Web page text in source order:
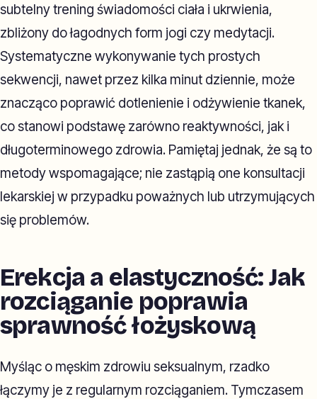
subtelny trening świadomości ciała i ukrwienia,
zbliżony do łagodnych form jogi czy medytacji.
Systematyczne wykonywanie tych prostych
sekwencji, nawet przez kilka minut dziennie, może
znacząco poprawić dotlenienie i odżywienie tkanek,
co stanowi podstawę zarówno reaktywności, jak i
długoterminowego zdrowia. Pamiętaj jednak, że są to
metody wspomagające; nie zastąpią one konsultacji
lekarskiej w przypadku poważnych lub utrzymujących
się problemów.
Erekcja a elastyczność: Jak
rozciąganie poprawia
sprawność łożyskową
Myśląc o męskim zdrowiu seksualnym, rzadko
łączymy je z regularnym rozciąganiem. Tymczasem